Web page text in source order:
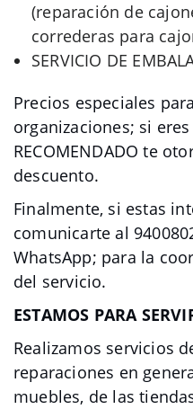
(reparación de
correderas para
SERVICIO DE
Precios especiales
organizaciones; si eres
RECOMENDADO te
descuento.
Finalmente, si estas
comunicarte al
WhatsApp; para la
del servicio.
ESTAMOS PARA
Realizamos servicios
reparaciones en
muebles, de las